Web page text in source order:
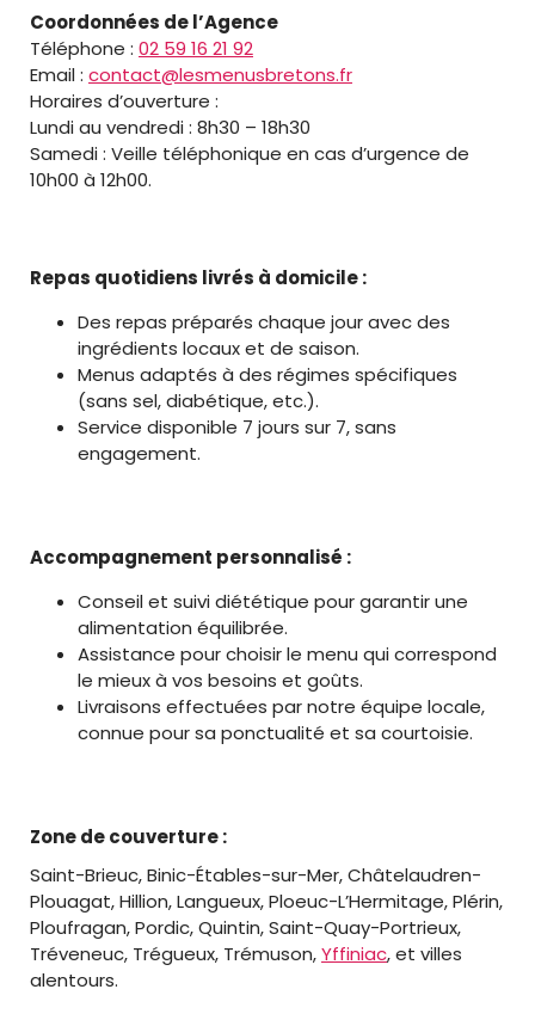
Coordonnées de l’Agence
Téléphone : 02 59 16 21 92
Email : contact@lesmenusbretons.fr
Horaires d’ouverture :
Lundi au vendredi : 8h30 – 18h30
Samedi : Veille téléphonique en cas d’urgence de
10h00 à 12h00.
Repas quotidiens livrés à domicile :
Des repas préparés chaque jour avec des
ingrédients locaux et de saison.
Menus adaptés à des régimes spécifiques
(sans sel, diabétique, etc.).
Service disponible 7 jours sur 7, sans
engagement.
Accompagnement personnalisé :
Conseil et suivi diététique pour garantir une
alimentation équilibrée.
Assistance pour choisir le menu qui correspond
le mieux à vos besoins et goûts.
Livraisons effectuées par notre équipe locale,
connue pour sa ponctualité et sa courtoisie.
Zone de couverture :
Saint-Brieuc, Binic-Étables-sur-Mer, Châtelaudren-
Plouagat, Hillion, Langueux, Ploeuc-L’Hermitage, Plérin,
Ploufragan, Pordic, Quintin, Saint-Quay-Portrieux,
Tréveneuc, Trégueux, Trémuson,Yffiniac, et villes
alentours.